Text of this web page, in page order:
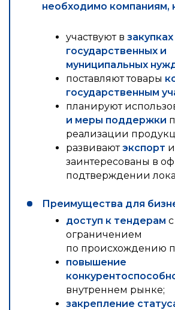
необходимо компаниям,
участвуют в
государственных и
муниципальных
поставляют товары
государственным
планируют
и меры поддержки
реализации
развиваютэкспорт и
заинтересованы в
подтверждении
Преимущества для
доступ к тендерам с
ограничением
по происхождению
повышение
внутреннем рынке;
закрепление